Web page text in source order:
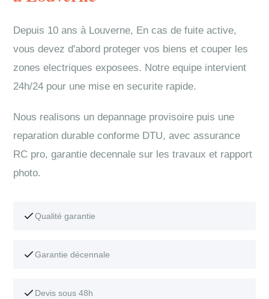
Depuis 10 ans à Louverne, En cas de fuite active,
vous devez d'abord proteger vos biens et couper les
zones electriques exposees. Notre equipe intervient
24h/24 pour une mise en securite rapide.
Nous realisons un depannage provisoire puis une
reparation durable conforme DTU, avec assurance
RC pro, garantie decennale sur les travaux et rapport
photo.
Qualité garantie
Garantie décennale
Devis sous 48h